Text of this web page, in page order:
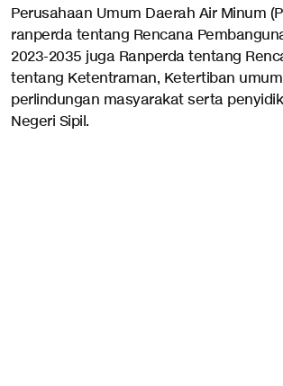
Perusahaan Umum Daerah Air Minum
ranperda tentang Rencana
2023-2035 juga Ranperda tentang
tentang Ketentraman, Ketertiban
perlindungan masyarakat serta
Negeri Sipil.